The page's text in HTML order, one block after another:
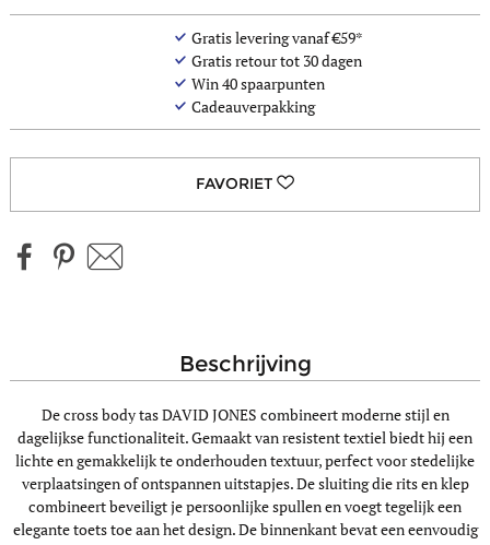
Gratis levering vanaf €59*
Gratis retour tot 30 dagen
Win40spaarpunten
Cadeauverpakking
beschrijving
De cross body tas DAVID JONES combineert moderne stijl en
dagelijkse functionaliteit. Gemaakt van resistent textiel biedt hij een
lichte en gemakkelijk te onderhouden textuur, perfect voor stedelijke
verplaatsingen of ontspannen uitstapjes. De sluiting die rits en klep
combineert beveiligt je persoonlijke spullen en voegt tegelijk een
elegante toets toe aan het design. De binnenkant bevat een eenvoudig